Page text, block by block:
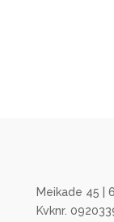
Meikade 45 |
Kvknr.